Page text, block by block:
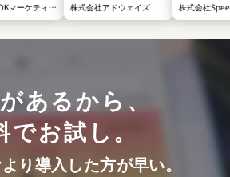
マーケティン
ションズ
株式会社アドウェイズ 株式会社
あるから、
でお試し。
り導入した方が早い。